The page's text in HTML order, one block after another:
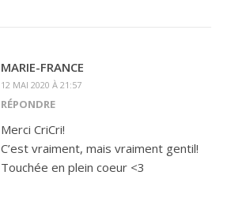
MARIE-FRANCE
12 MAI 2020 À 21:57
RÉPONDRE
Merci CriCri!
C’est vraiment, mais vraiment gentil!
Touchée en plein coeur <3